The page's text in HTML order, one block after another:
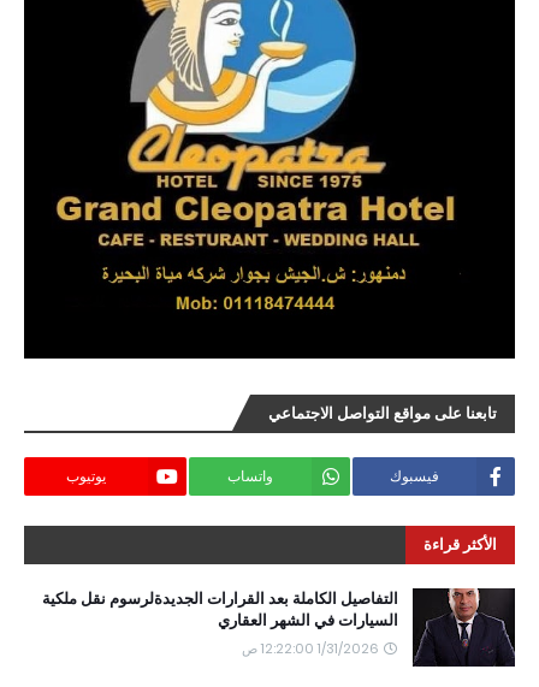
تابعنا على مواقع التواصل الاجتماعي
فيسبوك واتساب يوتيوب
الأكثر قراءة
التفاصيل الكاملة بعد القرارات الجديدةلرسوم نقل ملكية
السيارات في الشهر العقاري
1/31/2026 12:22:00 ص